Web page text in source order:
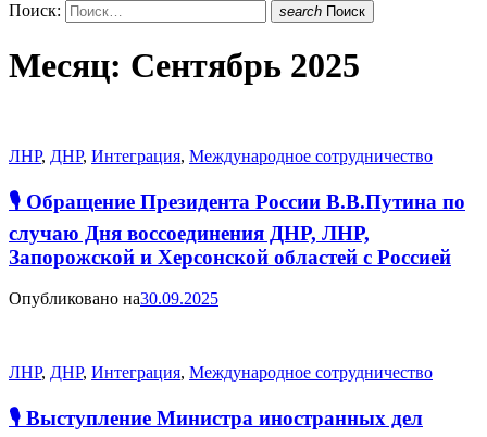
Поиск: search Поиск
Месяц: Сентябрь 2025
ЛНР, ДНР, Интеграция, Международное сотрудничество
🎙 Обращение Президента России В.В.Путина по
случаю Дня воссоединения ДНР, ЛНР,
Запорожской и Херсонской областей с Россией
Опубликовано на30.09.2025
ЛНР, ДНР, Интеграция, Международное сотрудничество
🎙 Выступление Министра иностранных дел